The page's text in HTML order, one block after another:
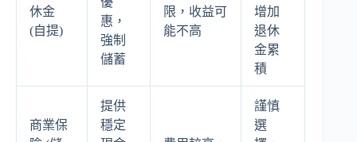
休金
(自提)
惠，
強制
儲蓄
限，收益可
能不高
增加
退休
金累
積
商業保
提供
穩定
謹慎
選